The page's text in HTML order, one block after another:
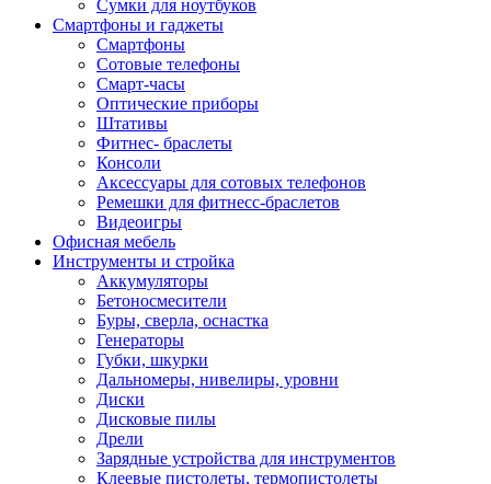
Сумки для ноутбуков
Смартфоны и гаджеты
Смартфоны
Сотовые телефоны
Смарт-часы
Оптические приборы
Штативы
Фитнес- браслеты
Консоли
Аксессуары для сотовых телефонов
Ремешки для фитнесс-браслетов
Видеоигры
Офисная мебель
Инструменты и стройка
Аккумуляторы
Бетоносмесители
Буры, сверла, оснастка
Генераторы
Губки, шкурки
Дальномеры, нивелиры, уровни
Диски
Дисковые пилы
Дрели
Зарядные устройства для инструментов
Клеевые пистолеты, термопистолеты